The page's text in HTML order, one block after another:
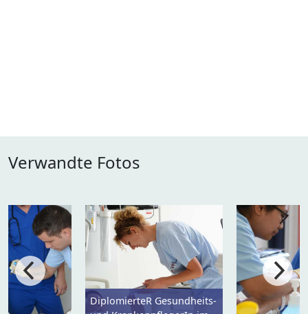
Verwandte Fotos
DiplomierteR Gesundheits-